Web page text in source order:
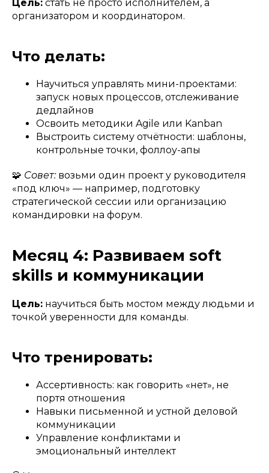
Цель: стать не просто исполнителем, а
организатором и координатором.
Что делать:
Научиться управлять мини-проектами:
запуск новых процессов, отслеживание
дедлайнов
Освоить методики Agile или Kanban
Выстроить систему отчётности: шаблоны,
контрольные точки, фоллоу-апы
🧩 Совет:возьми один проект у руководителя
«под ключ» — например, подготовку
стратегической сессии или организацию
командировки на форум.
Месяц 4: Развиваем soft
skills и коммуникации
Цель: научиться быть мостом между людьми и
точкой уверенности для команды.
Что тренировать:
Ассертивность: как говорить «нет», не
портя отношения
Навыки письменной и устной деловой
коммуникации
Управление конфликтами и
эмоциональный интеллект